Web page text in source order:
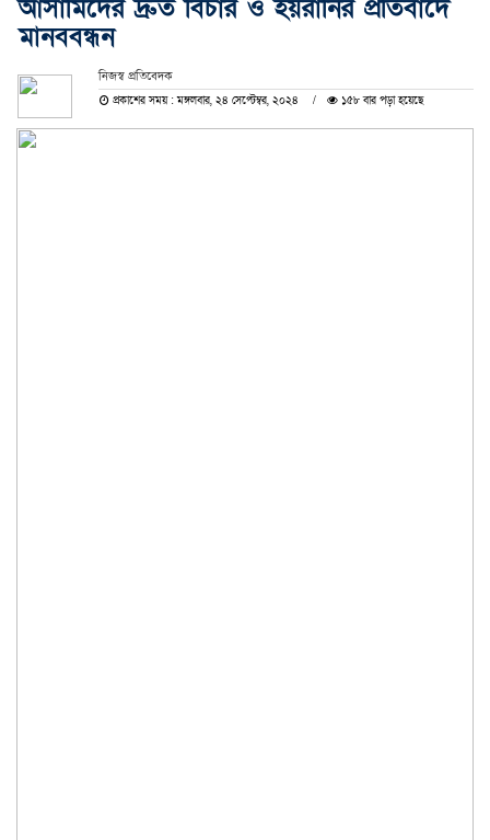
আসামিদের দ্রুত বিচার ও হয়রানির প্রতিবাদে
মানববন্ধন
নিজস্ব প্রতিবেদক
প্রকাশের সময় : মঙ্গলবার, ২৪ সেপ্টেম্বর, ২০২৪ ১৫৮ বার পড়া হয়েছে